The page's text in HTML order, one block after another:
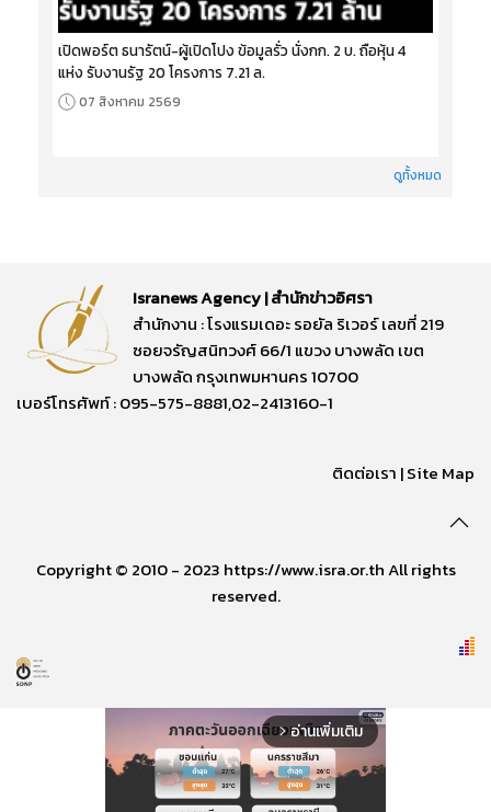
เปิดพอร์ต ธนารัตน์-ผู้เปิดโปง ข้อมูลรั่ว นั่งกก. 2 บ. ถือหุ้น 4
แห่ง รับงานรัฐ 20 โครงการ 7.21 ล.
07 สิงหาคม 2569
ดูทั้งหมด
Isranews Agency | สำนักข่าวอิศรา
สำนักงาน : โรงแรมเดอะ รอยัล ริเวอร์ เลขที่ 219
ซอยจรัญสนิทวงศ์ 66/1 แขวง บางพลัด เขต
บางพลัด กรุงเทพมหานคร 10700
เบอร์โทรศัพท์ : 095-575-8881,02-2413160-1
ติดต่อเรา |Site Map
Copyright © 2010 - 2023 https://www.isra.or.th All rights
reserved.
arrow_forward_ios อ่านเพิ่มเติม